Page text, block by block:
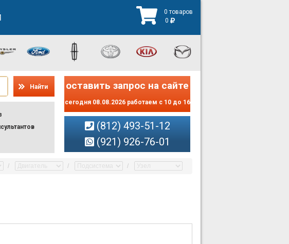
0 товаров
0
Найти оставить запрос на сайте
сегодня 08.08.2026 работаем с 10 до 16
(812) 493-51-12
(921) 926-76-01